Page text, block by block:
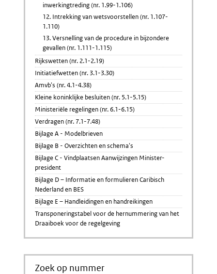
inwerkingtreding (nr. 1.99-1.106)
12. Intrekking van wetsvoorstellen (nr. 1.107-
1.110)
13. Versnelling van de procedure in bijzondere
gevallen (nr. 1.111-1.115)
Rijkswetten (nr. 2.1-2.19)
Initiatiefwetten (nr. 3.1-3.30)
Amvb's (nr. 4.1-4.38)
Kleine koninklijke besluiten (nr. 5.1-5.15)
Ministeriële regelingen (nr. 6.1-6.15)
Verdragen (nr. 7.1-7.48)
Bijlage A - Modelbrieven
Bijlage B - Overzichten en schema's
Bijlage C - Vindplaatsen Aanwijzingen Minister-
president
Bijlage D – Informatie en formulieren Caribisch
Nederland en BES
Bijlage E – Handleidingen en handreikingen
Transponeringstabel voor de hernummering van het
Draaiboek voor de regelgeving
Zoek op nummer